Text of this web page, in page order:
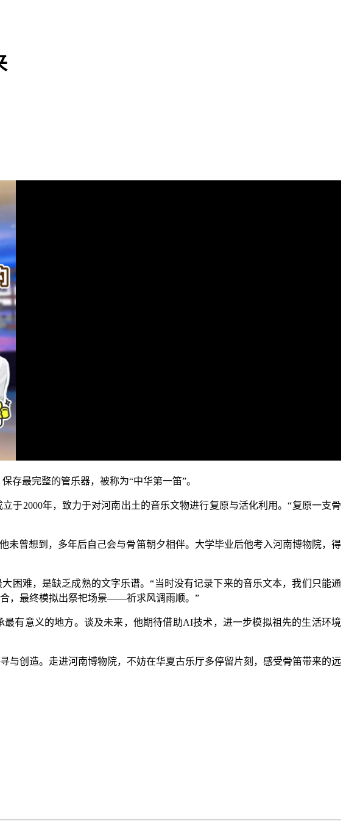
最完整的管乐器，被称为“中华第一笛”。
2000年，致力于对河南出土的音乐文物进行复原与活化利用。“复原一支骨
曾想到，多年后自己会与骨笛朝夕相伴。大学毕业后他考入河南博物院，得
难，是缺乏成熟的文字乐谱。“当时没有记录下来的音乐文本，我们只能通
，最终模拟出祭祀场景——祈求风调雨顺。”
意义的地方。谈及未来，他期待借助AI技术，进一步模拟祖先的生活环境
创造。走进河南博物院，不妨在华夏古乐厅多停留片刻，感受骨笛带来的远